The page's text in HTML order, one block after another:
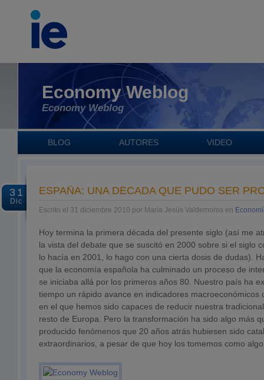
Economy Weblog
Economy Weblog
BLOG AUTORES VIDEO
31
Dic
ESPAÑA: UNA DÉCADA QUE PUDO SER
Escrito el 31 diciembre 2010 por María Jesús Valdemoros en
Hoy termina la primera década del presente siglo (así me
la vista del debate que se suscitó en 2000 sobre si el siglo
lo hacía en 2001, lo hago con una cierta dosis de dudas).
que la economía española ha culminado un proceso de
se iniciaba allá por los primeros años 80. Nuestro país ha
tiempo un rápido avance en indicadores macroeconómicos
en el que hemos sido capaces de reducir nuestra
resto de Europa. Pero la transformación ha sido algo más
producido fenómenos que 20 años atrás hubiesen sido
extraordinarios, a pesar de que hoy los tomemos como